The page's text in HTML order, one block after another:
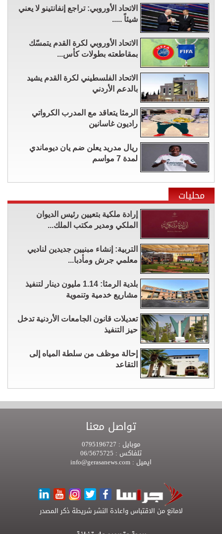
الاتحاد الأوروبي: تراجع إنفانتينو لا يعني
شيئاً .....
الاتحاد الأوروبي لكرة القدم يتمسّك
بمقاطعته بطولات كأس...
الاتحاد الفلسطيني لكرة القدم يشيد
بالدعم الأردني
الرمثا يتعاقد مع المدرب الكرواتي
راديون غاسانين
ريال مدريد يعلن ضم يان ديوماندي
لمدة 7 مواسم
محليات
إرادة ملكية بتعيين رئيس الديوان
الملكي ومدير مكتب الملك...
التربية: إنشاء مبنيين جديدين لناديي
معلمي جرش ومأدبا...
بلدية الرمثا: 1.14 مليون دينار لتنفيذ
مشاريع خدمية وتنموية
تعديلات قانون الجامعات الأردنية تدخل
حيز التنفيذ
إحالة موظف من سلطة المياه إلى
التقاعد
تواصل معنا
موبايل :
تلفاكس :
ايميل :
لامانع من الاقتباس واعادة النشر شريطة ذكر المصدر